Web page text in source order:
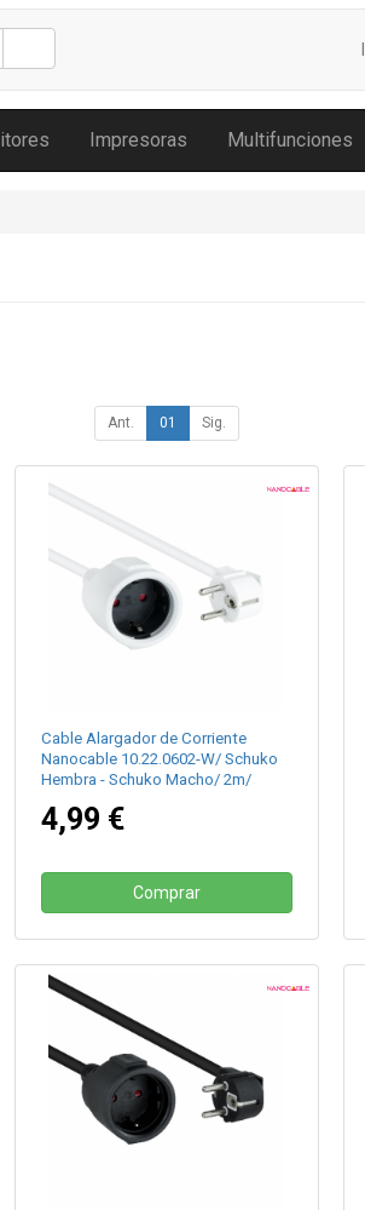
Impresoras Multifunciones
Ant. 01 Sig.
Cable Alargador de Corriente
Nanocable 10.22.0602-W/ Schuko
Hembra - Schuko Macho/ 2m/
4,99 €
Comprar